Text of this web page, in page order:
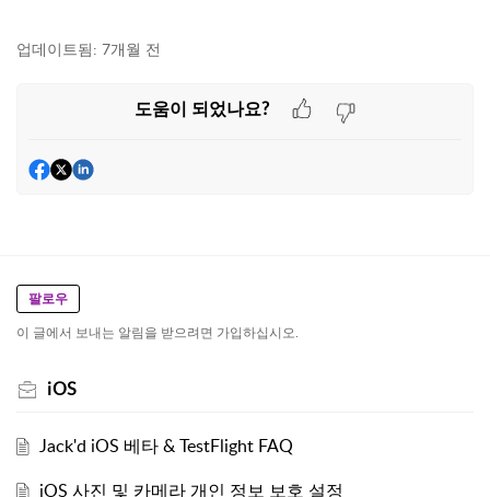
업데이트됨: 7개월 전
도움이 되었나요?
팔로우
이 글에서 보내는 알림을 받으려면 가입하십시오.
iOS
Jack'd iOS 베타 & TestFlight FAQ
iOS 사진 및 카메라 개인 정보 보호 설정